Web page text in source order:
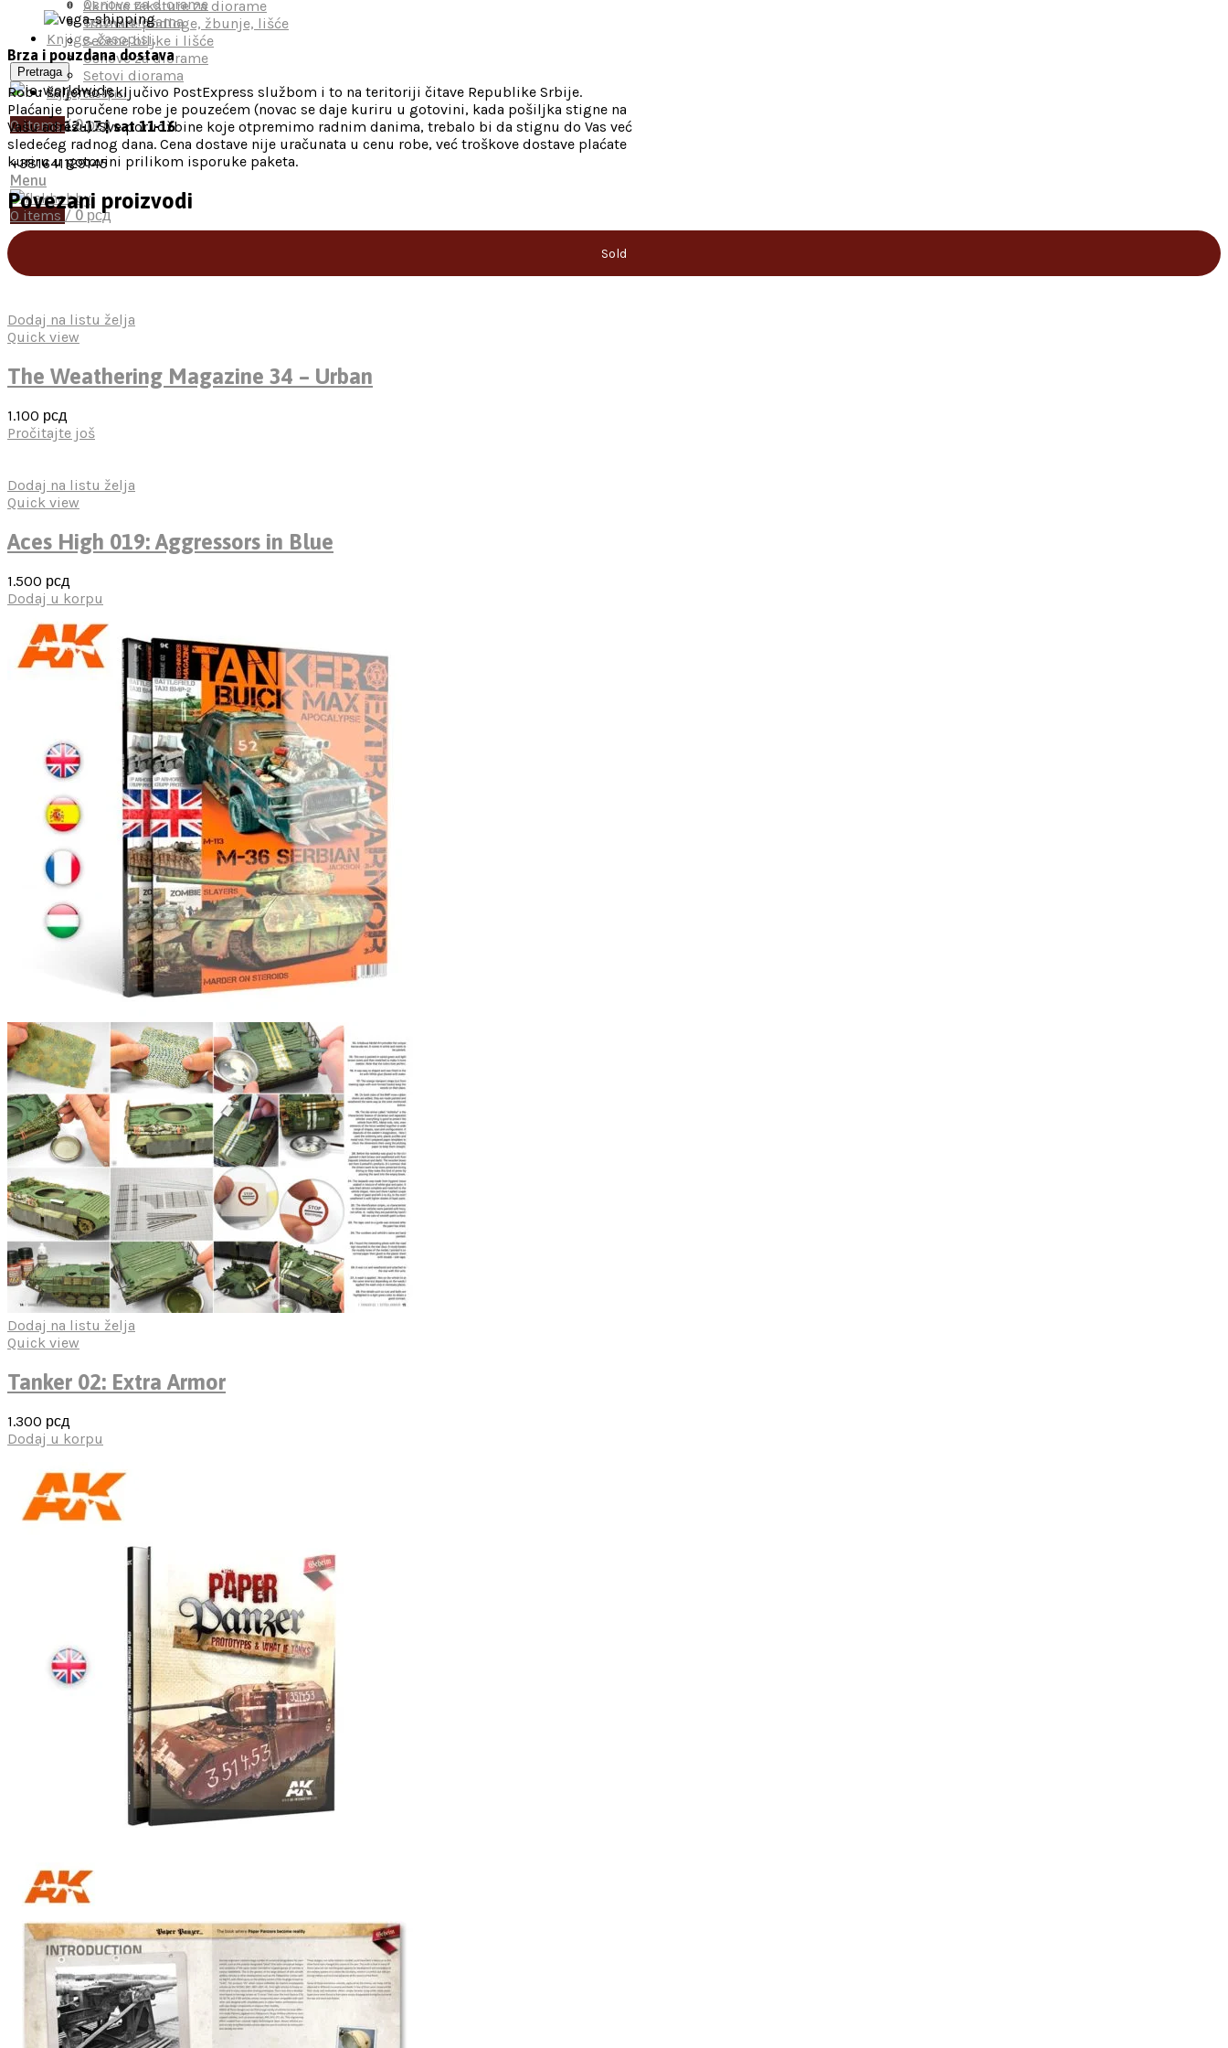
Osnove za diorame
Setovi diorama
Knjige, časopisi,
Pretraga
mon-fri 12-17 | sat 11-16
+381641129145
Menu
0 items / 0 рсд
Akrilne teksture za diorame
Travnate podloge, žbunje, lišće
Sečene biljke i lišće
Osnove za diorame
Setovi diorama
Knjige, časopisi
0items/ 0рсд
Brza i pouzdana dostava
Robu šaljemo isključivo PostExpress službom i to na teritoriji čitave Republike Srbije.
Plaćanje poručene robe je pouzećem (novac se daje kuriru u gotovini, kada pošiljka stigne na
Vašu adresu). Sve porudžbine koje otpremimo radnim danima, trebalo bi da stignu do Vas već
sledećeg radnog dana. Cena dostave nije uračunata u cenu robe, već troškove dostave plaćate
kuriru u gotovini prilikom isporuke paketa.
Povezani proizvodi
Sold
Dodaj na listu želja
Quick view
The Weathering Magazine 34 – Urban
1.100 рсд
Pročitajte još
Dodaj na listu želja
Quick view
Aces High 019: Aggressors in Blue
1.500 рсд
Dodaj u korpu
Dodaj na listu želja
Quick view
Tanker 02: Extra Armor
1.300 рсд
Dodaj u korpu